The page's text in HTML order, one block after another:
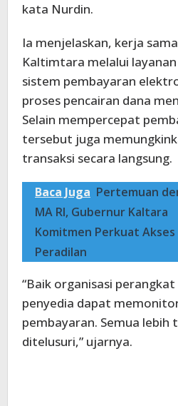
kata Nurdin.
Ia menjelaskan, kerja
Kaltimtara melalui
sistem pembayaran
proses pencairan dana
Selain mempercepat
tersebut juga
transaksi secara langsung.
Baca Juga Pertemuan
MA RI, Gubernur Kaltara
Komitmen Perkuat Akses
Peradilan
“Baik organisasi
penyedia dapat
pembayaran. Semua lebih
ditelusuri,” ujarnya.